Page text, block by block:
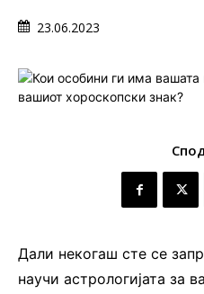
23.06.2023
Дали некогаш сте се
научи астрологијата за